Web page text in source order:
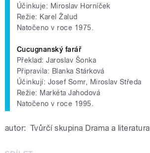
Účinkuje: Miroslav Horníček
Režie: Karel Žalud
Natočeno v roce 1975.
Cucugnanský farář
Překlad: Jaroslav Šonka
Připravila: Blanka Stárková
Účinkují: Josef Somr, Miroslav Středa
Režie: Markéta Jahodová
Natočeno v roce 1995.
autor: Tvůrčí skupina Drama a literatura